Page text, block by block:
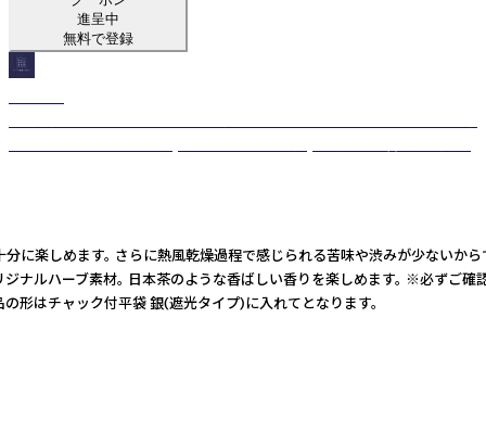
進呈中
無料で登録
ます。 さらに熱風乾燥過程で感じられる苦味や渋みが少ないか
ハーブ素材。 日本茶のような香ばしい香りを楽しめます。 ※必
形はチャック付平袋 銀(遮光タイプ)に入れてとなります。